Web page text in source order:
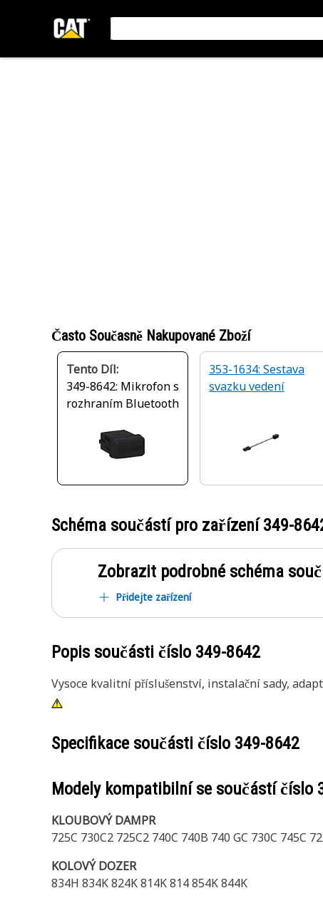
Často Současně Nakupované Zboží
Tento Díl:
349-8642: Mikrofon s
rozhraním Bluetooth
353-1634: Sestava
svazku vedení
Schéma součástí pro zařízení349-
Zobrazit podrobné schéma
Přidejte zařízení
Popis součásti číslo 349-8642
Vysoce kvalitní příslušenství, instalační sady,
Specifikace součásti číslo 349-8642
Modely kompatibilní se součástí číslo
KLOUBOVÝ DAMPR
725C 730C2 725C2 740C 740B 740 GC 730C 745C
KOLOVÝ DOZER
834H 834K 824K 814K 814 854K 844K